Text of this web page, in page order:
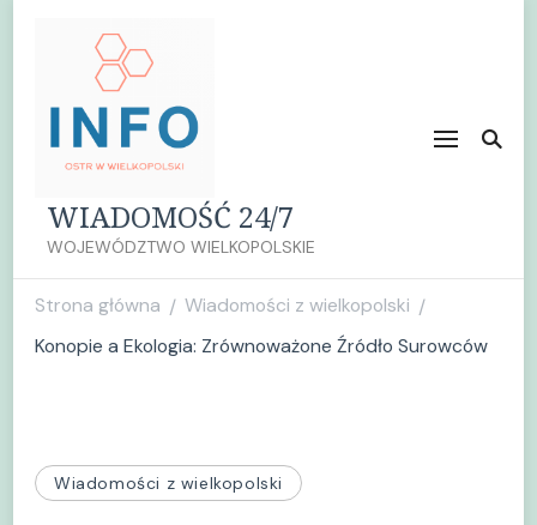
WIADOMOŚĆ 24/7
WOJEWÓDZTWO WIELKOPOLSKIE
Strona główna / Wiadomości z wielkopolski /
Konopie a Ekologia: Zrównoważone Źródło Surowców
Wiadomości z wielkopolski